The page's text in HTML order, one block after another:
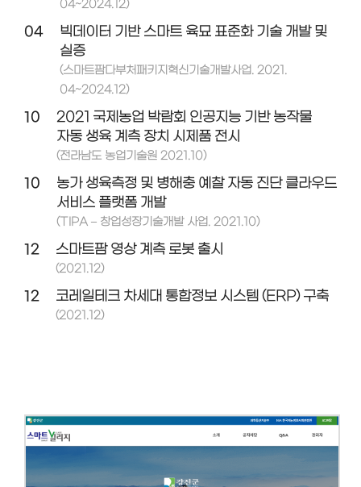
04~2024.12)
04
빅데이터 기반 스마트 육묘 표준화 기술 개발 및
실증
(스마트팜다부처패키지혁신기술개발사업. 2021.
04~2024.12)
10
2021 국제농업 박람회 인공지능 기반 농작물
자동 생육 계측 장치 시제품 전시
(전라남도 농업기술원 2021.10)
10
농가 생육측정 및 병해충 예찰 자동 진단 클라우드
서비스 플랫폼 개발
(TIPA – 창업성장기술개발 사업. 2021.10)
12 스마트팜 영상 계측 로봇 출시
(2021.12)
12 코레일테크 차세대 통합정보 시스템 (ERP) 구축
(2021.12)